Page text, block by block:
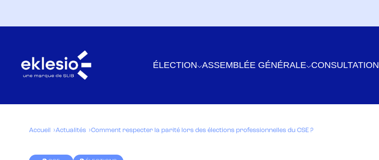
ÉLECTION ASSEMBLÉE GÉNÉRALE CONSULTATION
Accueil Actualités Comment respecter la parité lors des élections professionnelles du CSE ?